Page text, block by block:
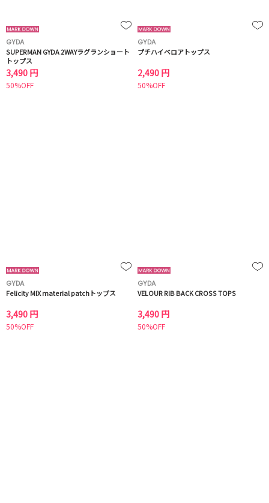
GYDA
SUPERMAN GYDA 2WAYラグランショート
トップス
3,490 円
50%OFF
GYDA
プチハイベロアトップス
2,490 円
50%OFF
GYDA
Felicity MIX material patchトップス
3,490 円
50%OFF
GYDA
VELOUR RIB BACK CROSS TOPS
3,490 円
50%OFF